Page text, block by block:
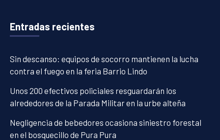
Entradas recientes
Sin descanso: equipos de socorro mantienen la lucha
contra el fuego en la feria Barrio Lindo
Unos 200 efectivos policiales resguardarán los
alrededores de la Parada Militar en la urbe alteña
Negligencia de bebedores ocasiona siniestro forestal
en el bosquecillo de Pura Pura